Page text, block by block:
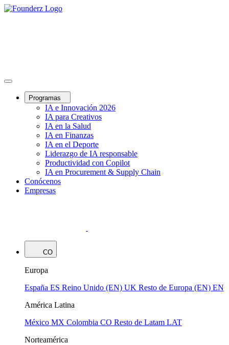
Programas
IA e Innovación 2026
IA para Creativos
IA en la Salud
IA en Finanzas
IA en el Deporte
Liderazgo de IA responsable
Productividad con Copilot
IA en Procurement & Supply Chain
Conócenos
Empresas
CO
Europa
España ES Reino Unido (EN) UK Resto de Europa (EN) EN
América Latina
México MX Colombia CO Resto de Latam LAT
Norteamérica